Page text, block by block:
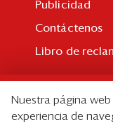
Publicidad
Contáctenos
Libro de
Suscripción
Nuestra página
experiencia de